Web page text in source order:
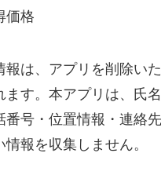
価格
報は、アプリを削除い
ます。本アプリは、氏
番号・位置情報・連絡
情報を収集しません。